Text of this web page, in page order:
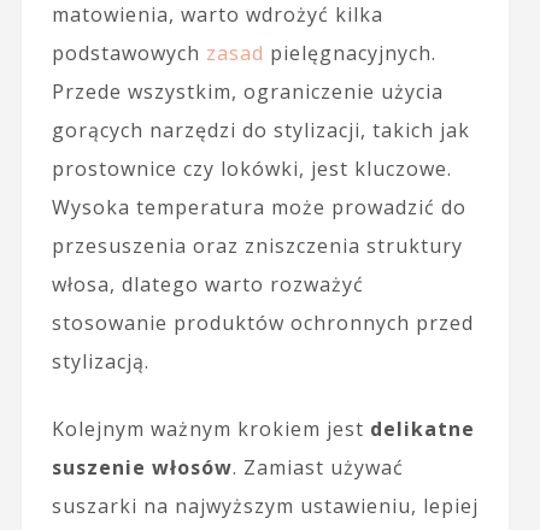
matowienia, warto wdrożyć kilka
podstawowych zasad pielęgnacyjnych.
Przede wszystkim, ograniczenie użycia
gorących narzędzi do stylizacji, takich jak
prostownice czy lokówki, jest kluczowe.
Wysoka temperatura może prowadzić do
przesuszenia oraz zniszczenia struktury
włosa, dlatego warto rozważyć
stosowanie produktów ochronnych przed
stylizacją.
Kolejnym ważnym krokiem jest delikatne
suszenie włosów. Zamiast używać
suszarki na najwyższym ustawieniu, lepiej